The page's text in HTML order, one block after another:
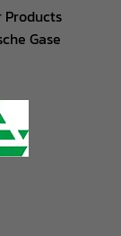
Gase